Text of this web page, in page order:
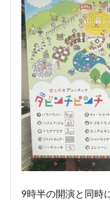
9時半の開演と同時